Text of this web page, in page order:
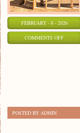
FEBRUARY - 8 - 2026
COMMENTS OFFON
POSTED BY ADMIN